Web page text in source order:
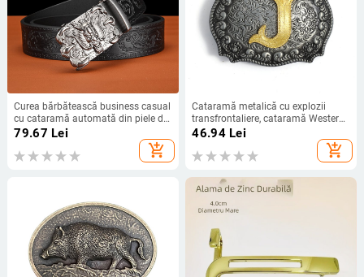
Curea bărbătească business casual
cu cataramă automată din piele de
vițel, dragon Z, culoare retro cupru,
dragon chinezesc, cataramă cu
punct din piele de vițel
79.67 Lei
add_shopping_cart
Cataramă metalică cu explozii
transfrontaliere, cataramă Western
Denim pentru bărbați și femei,
pantaloni, cataramă cu litere,
46.94Lei
add_shopping_cart